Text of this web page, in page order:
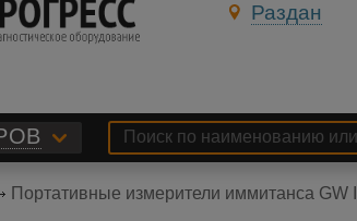
Раздан
Портативные измерители иммитанса GW